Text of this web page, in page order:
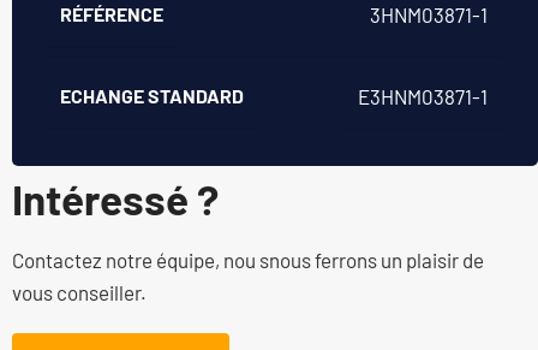
RÉFÉRENCE 3HNM03871-1
ECHANGE STANDARD E3HNM03871-1
Intéressé ?
Contactez notre équipe, nou snous ferrons un plaisir de
vous conseiller.